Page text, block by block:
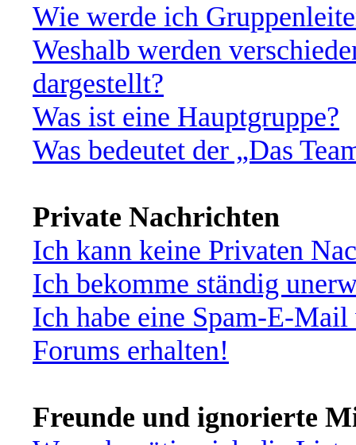
Wie werde ich
Weshalb werden
dargestellt?
Was ist eine Hauptgruppe?
Was bedeutet der „Das
Private Nachrichten
Ich kann keine Privaten
Ich bekomme ständig
Ich habe eine Spam-E-
Forums erhalten!
Freunde und ignorierte